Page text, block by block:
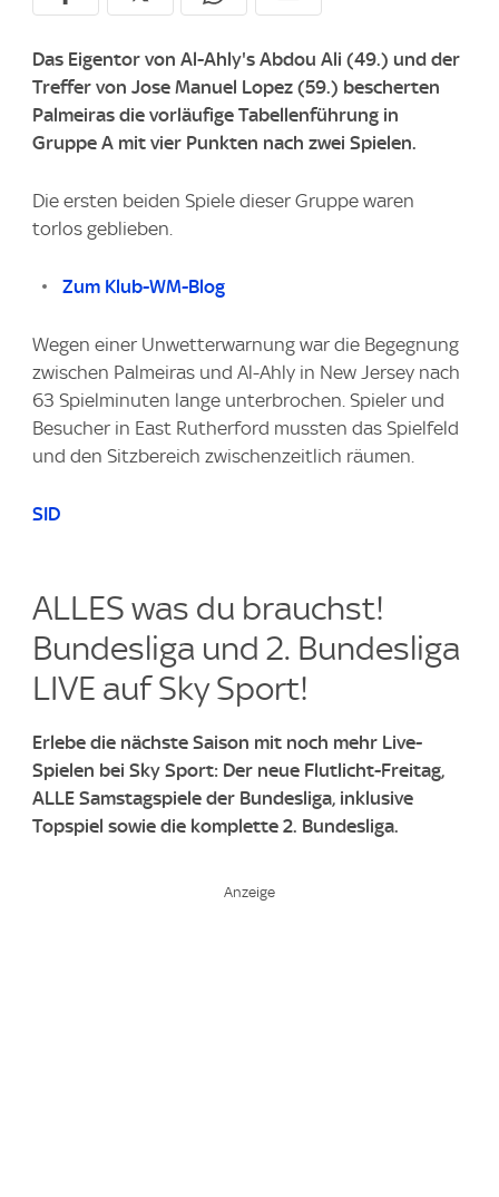
Das Eigentor von Al-Ahly's Abdou Ali (49.) und der
Treffer von Jose Manuel Lopez (59.) bescherten
Palmeiras die vorläufige Tabellenführung in
Gruppe A mit vier Punkten nach zwei Spielen.
Die ersten beiden Spiele dieser Gruppe waren
torlos geblieben.
Zum Klub-WM-Blog
Wegen einer Unwetterwarnung war die Begegnung
zwischen Palmeiras und Al-Ahly in New Jersey nach
63 Spielminuten lange unterbrochen. Spieler und
Besucher in East Rutherford mussten das Spielfeld
und den Sitzbereich zwischenzeitlich räumen.
SID
ALLES was du brauchst!
Bundesliga und 2. Bundesliga
LIVE auf Sky Sport!​
Erlebe die nächste Saison mit noch mehr Live-
Spielen bei Sky Sport: Der neue Flutlicht-Freitag,
ALLE Samstagspiele der Bundesliga, inklusive
Topspiel sowie die komplette 2. Bundesliga.